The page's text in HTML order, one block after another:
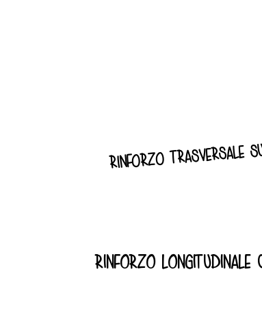
rinforzo trasversale
rinforzo longitudinale